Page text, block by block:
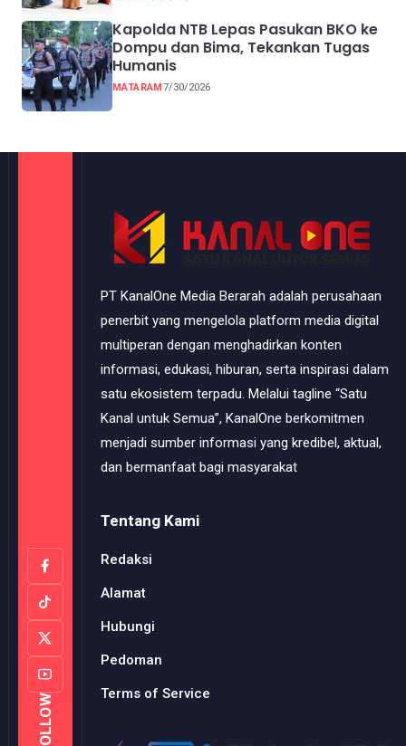
Kapolda NTB Lepas Pasukan BKO ke
Dompu dan Bima, Tekankan Tugas
Humanis
MATARAM7/30/2026
FOLLOW
PT KanalOne Media Berarah adalah perusahaan
penerbit yang mengelola platform media digital
multiperan dengan menghadirkan konten
informasi, edukasi, hiburan, serta inspirasi dalam
satu ekosistem terpadu. Melalui tagline “Satu
Kanal untuk Semua”, KanalOne berkomitmen
menjadi sumber informasi yang kredibel, aktual,
dan bermanfaat bagi masyarakat
Tentang Kami
Redaksi
Alamat
Hubungi
Pedoman
Terms of Service